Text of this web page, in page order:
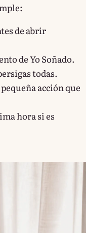
de abrir
de Yo Soñado.
todas.
acción que
hora si es